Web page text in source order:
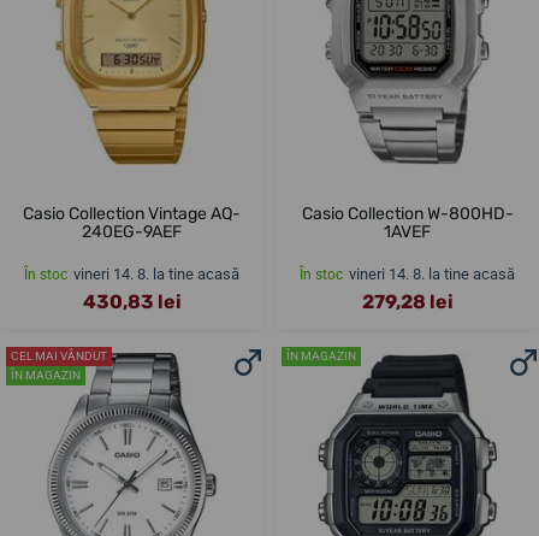
Casio Collection Vintage AQ-
240EG-9AEF
În stoc vineri 14. 8. la tine acasă
430,83 lei
Casio Collection W-800HD-
1AVEF
În stoc vineri 14. 8. la tine acasă
279,28 lei
CEL MAI VÂNDUT
ÎN MAGAZIN
ÎN MAGAZIN